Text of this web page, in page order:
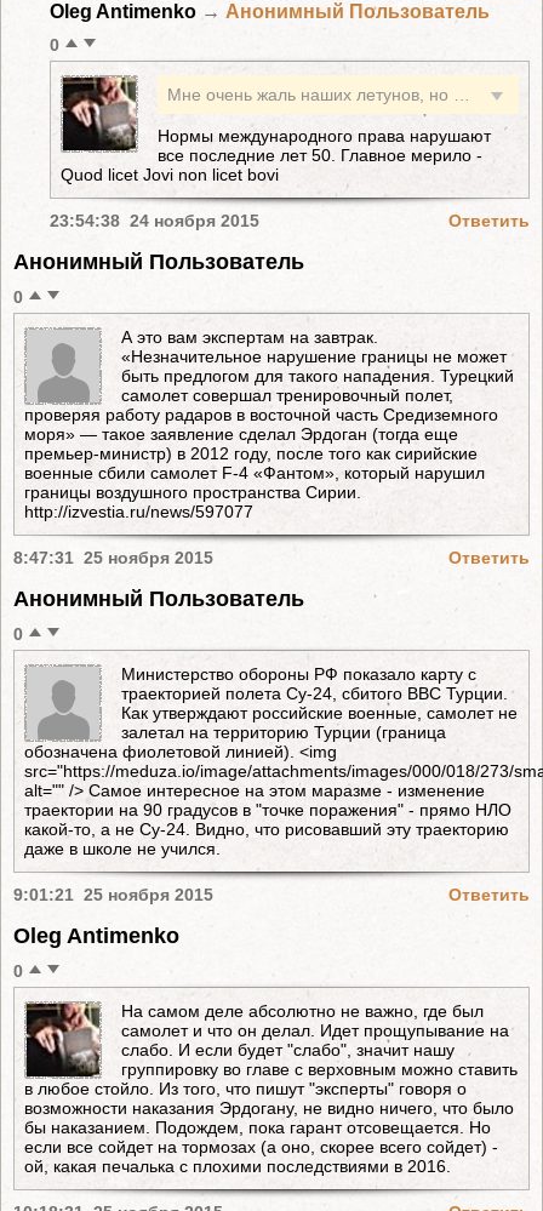
Oleg Antimenko → Анонимный Пользователь
0
Нормы международного права нарушают
все последние лет 50. Главное мерило -
Quod licet Jovi non licet bovi
23:54:38 24 ноября 2015 Ответить
Анонимный Пользователь
0
А это вам экспертам на завтрак.
«Незначительное нарушение границы не может
быть предлогом для такого нападения. Турецкий
самолет совершал тренировочный полет,
проверяя работу радаров в восточной часть Средиземного
моря» — такое заявление сделал Эрдоган (тогда еще
премьер-министр) в 2012 году, после того как сирийские
военные сбили самолет F-4 «Фантом», который нарушил
границы воздушного пространства Сирии.
http://izvestia.ru/news/597077
8:47:31 25 ноября 2015 Ответить
Анонимный Пользователь
0
Министерство обороны РФ показало карту с
траекторией полета Су-24, сбитого ВВС Турции.
Как утверждают российские военные, самолет не
залетал на территорию Турции (граница
обозначена фиолетовой линией). <img
src="https://meduza.io/image/attachments/images/000/018/273/
alt="" /> Самое интересное на этом маразме - изменение
траектории на 90 градусов в "точке поражения" - прямо НЛО
какой-то, а не Су-24. Видно, что рисовавший эту траекторию
даже в школе не учился.
9:01:21 25 ноября 2015 Ответить
Oleg Antimenko
0
На самом деле абсолютно не важно, где был
самолет и что он делал. Идет прощупывание на
слабо. И если будет "слабо", значит нашу
группировку во главе с верховным можно ставить
в любое стойло. Из того, что пишут "эксперты" говоря о
возможности наказания Эрдогану, не видно ничего, что было
бы наказанием. Подождем, пока гарант отсовещается. Но
если все сойдет на тормозах (а оно, скорее всего сойдет) -
ой, какая печалька с плохими последствиями в 2016.